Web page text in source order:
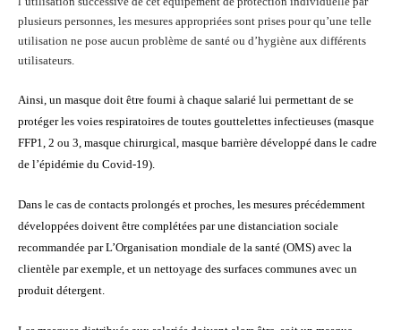
plusieurs personnes, les mesures appropriées sont prises pour qu’une telle
utilisation ne pose aucun problème de santé ou d’hygiène aux différents
utilisateurs.
Ainsi, un masque doit être fourni à chaque salarié lui permettant de se
protéger les voies respiratoires de toutes gouttelettes infectieuses (masque
FFP1, 2 ou 3, masque chirurgical, masque barrière développé dans le cadre
de l’épidémie du Covid-19).
Dans le cas de contacts prolongés et proches, les mesures précédemment
développées doivent être complétées par une distanciation sociale
recommandée par L’Organisation mondiale de la santé (OMS) avec la
clientèle par exemple, et un nettoyage des surfaces communes avec un
produit détergent.